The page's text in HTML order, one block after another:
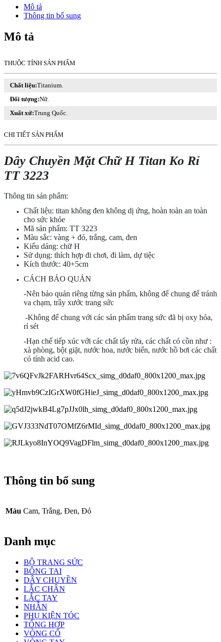
Titan
Rỉ
TT
lượng
Mô tả
Thông tin bổ sung
Mô tả
THUỘC TÍNH SẢN PHẨM
Chất liệu:Titanium.
Đối tượng:Nữ.
Xuất xứ:Trung Quốc.
CHI TIẾT SẢN PHẨM
Dây Chuyền Mặt Chữ H Titan Ko Rỉ
TT 3223
Thông tin sản phẩm:
Chất liệu: titan không đen không dị ứng, hoàn toàn an toàn
cho sức khỏe
Mã sản phẩm: TT 3223
Màu sắc: vàng + đỏ, trắng, cam, đen
Kiểu dáng: chữ H
Sử dụng: thích hợp đi chơi, đi làm, dự tiệc
Kích thước: 40+5cm
CÁCH BẢO QUẢN
-Nên bảo quản riêng từng sản phẩm, không để chung để tránh
va chạm, trầy xước trang sức
-Không để chung với các sản phẩm trang sức đã bị oxy hóa,
rỉ sét
-Hạn chế tiếp xúc với các chất tẩy rửa, các chất có cồn như :
xà phòng, bột giặt, nước hoa, nước biển, nước hồ bơi các chất
có tính acid cao.
Thông tin bổ sung
Màu Cam, Trắng, Đen, Đỏ
Danh mục
BỘ TRANG SỨC
BÔNG TAI
DÂY CHUYỀN
LẮC CHÂN
LẮC TAY
NHẪN
PHỤ KIỆN TÓC
TỔNG HỢP
VÒNG CỔ